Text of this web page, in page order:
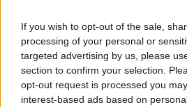
If you wish to opt-out of the sale,
processing of your personal or
targeted advertising by us, please
section to confirm your selection.
opt-out request is processed you
interest-based ads based on
gmyolanda
User